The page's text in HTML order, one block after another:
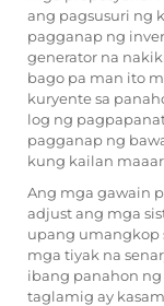
ang pagsusuri ng
pagganap ng
generator na
bago pa man ito
kuryente sa
log ng
pagganap ng
kung kailan
Ang mga gawain
adjust ang mga
upang umangkop
mga tiyak na
ibang panahon ng
taglamig ay